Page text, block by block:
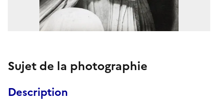
Sujet de la photographie
Description